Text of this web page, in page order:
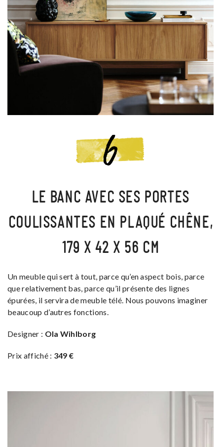
LE BANC AVEC SES PORTES
COULISSANTES EN PLAQUÉ CHÊNE,
179 X 42 X 56 CM
Un meuble qui sert à tout, parce qu’en aspect bois, parce
que relativement bas, parce qu’il présente des lignes
épurées, il servira de meuble télé. Nous pouvons imaginer
beaucoup d’autres fonctions.
Designer : Ola Wihlborg
Prix affiché : 349 €